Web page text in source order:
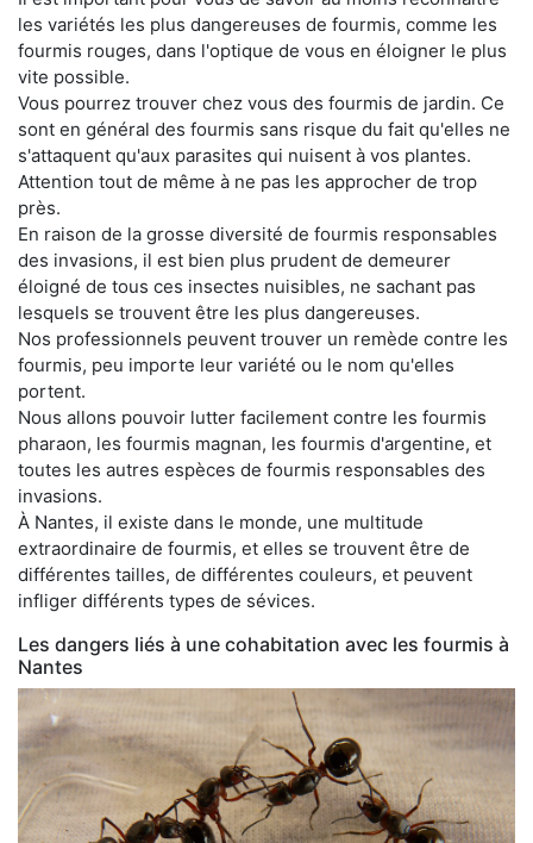
les variétés les plus dangereuses de fourmis, comme les
fourmis rouges, dans l'optique de vous en éloigner le plus
vite possible.
Vous pourrez trouver chez vous des fourmis de jardin. Ce
sont en général des fourmis sans risque du fait qu'elles ne
s'attaquent qu'aux parasites qui nuisent à vos plantes.
Attention tout de même à ne pas les approcher de trop
près.
En raison de la grosse diversité de fourmis responsables
des invasions, il est bien plus prudent de demeurer
éloigné de tous ces insectes nuisibles, ne sachant pas
lesquels se trouvent être les plus dangereuses.
Nos professionnels peuvent trouver un remède contre les
fourmis, peu importe leur variété ou le nom qu'elles
portent.
Nous allons pouvoir lutter facilement contre les fourmis
pharaon, les fourmis magnan, les fourmis d'argentine, et
toutes les autres espèces de fourmis responsables des
invasions.
À Nantes, il existe dans le monde, une multitude
extraordinaire de fourmis, et elles se trouvent être de
différentes tailles, de différentes couleurs, et peuvent
infliger différents types de sévices.
Les dangers liés à une cohabitation avec les fourmis à
Nantes